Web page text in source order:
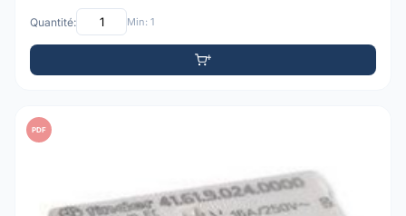
Quantité: Min: 1
PDF